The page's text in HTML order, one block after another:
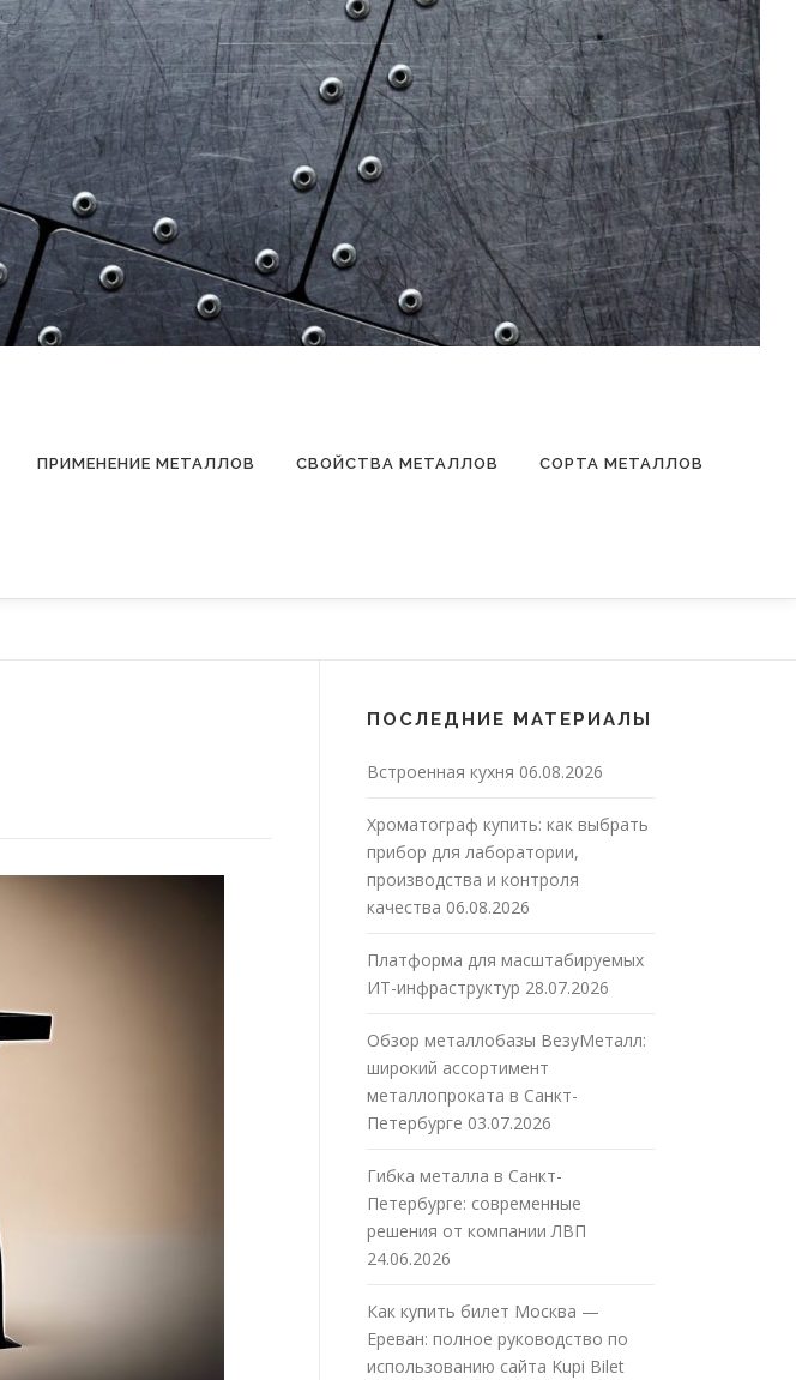
ПРИМЕНЕНИЕ МЕТАЛЛОВ СВОЙСТВА МЕТАЛЛОВ СОРТА МЕТАЛЛОВ
ПОСЛЕДНИЕ МАТЕРИАЛЫ
Встроенная кухня 06.08.2026
Хроматограф купить: как выбрать
прибор для лаборатории,
производства и контроля
качества 06.08.2026
Платформа для масштабируемых
ИТ-инфраструктур 28.07.2026
Обзор металлобазы ВезуМеталл:
широкий ассортимент
металлопроката в Санкт-
Петербурге 03.07.2026
Гибка металла в Санкт-
Петербурге: современные
решения от компании ЛВП
24.06.2026
Как купить билет Москва —
Ереван: полное руководство по
использованию сайта Kupi Bilet